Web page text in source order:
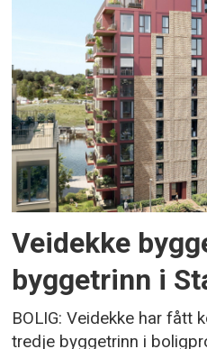
Veidekke
byggetrinn i
BOLIG: Veidekke har fått
tredje byggetrinn i